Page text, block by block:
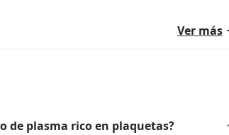
Ver más
de plasma rico en plaquetas?